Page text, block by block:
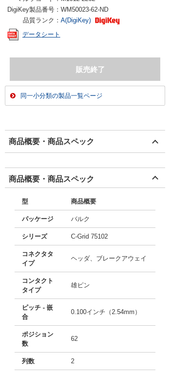
DigiKey製品番号： WM50023-62-ND
品質ランク： A(DigiKey)
データシート
同一小分類の製品一覧ページ
商品概要・商品スペック
商品概要・商品スペック
型 商品概要
パッケージ バルク
シリーズ C-Grid 75102
コネクタタ
イプ
ヘッダ、ブレークアウェイ
コンタクト
タイプ
雄ピン
ピッチ - 嵌
合
0.100インチ（2.54mm）
ポジション
数
62
列数 2